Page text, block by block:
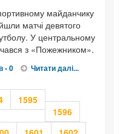
майданчику
матчі девятого
У центральному
з «Пожежником».
- 0 Читати далі...
1595
1596